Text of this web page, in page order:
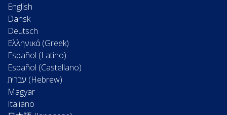
English
Dansk
Deutsch
Ελληνικά (Greek)
Español (Latino)
Español (Castellano)
Magyar
Italiano